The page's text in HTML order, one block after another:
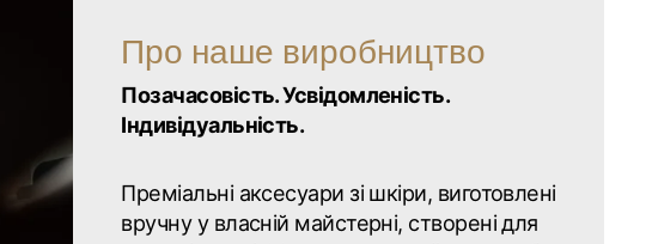
особливості натуральної шкіри та рівень освітлення простору,
в якому ви перебуваєте.
Більше шкіряних аксесуарів HoReCa дивіться
Про наше виробництво
Позачасовість. Усвідомленість.
Індивідуальність.
Преміальні аксесуари зі шкіри, виготовлені
вручну у власній майстерні, створені для